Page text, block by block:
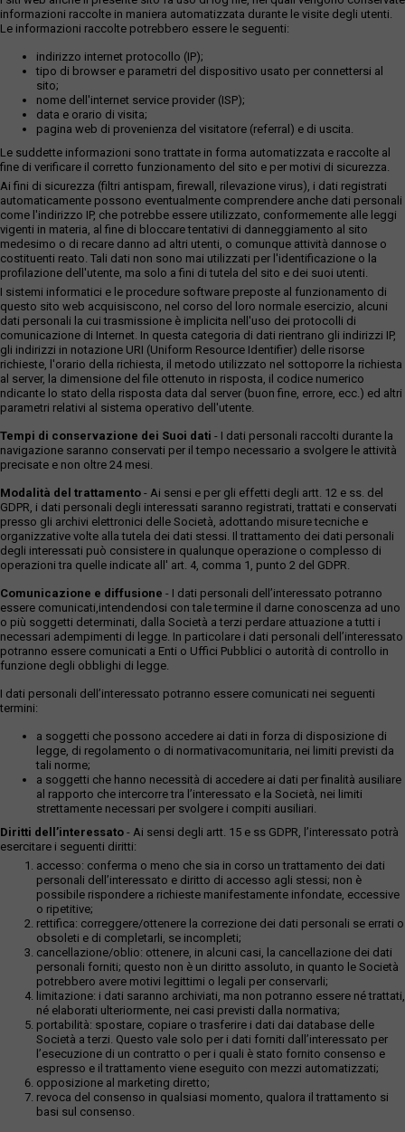
informazioni raccolte in maniera automatizzata durante le visite degli utenti.
Le informazioni raccolte potrebbero essere le seguenti:
indirizzo internet protocollo (IP);
tipo di browser e parametri del dispositivo usato per connettersi al
sito;
nome dell'internet service provider (ISP);
data e orario di visita;
pagina web di provenienza del visitatore (referral) e di uscita.
Le suddette informazioni sono trattate in forma automatizzata e raccolte al
fine di verificare il corretto funzionamento del sito e per motivi di sicurezza.
Ai fini di sicurezza (filtri antispam, firewall, rilevazione virus), i dati registrati
automaticamente possono eventualmente comprendere anche dati personali
come l'indirizzo IP, che potrebbe essere utilizzato, conformemente alle leggi
vigenti in materia, al fine di bloccare tentativi di danneggiamento al sito
medesimo o di recare danno ad altri utenti, o comunque attività dannose o
costituenti reato. Tali dati non sono mai utilizzati per l'identificazione o la
profilazione dell'utente, ma solo a fini di tutela del sito e dei suoi utenti.
I sistemi informatici e le procedure software preposte al funzionamento di
questo sito web acquisiscono, nel corso del loro normale esercizio, alcuni
dati personali la cui trasmissione è implicita nell'uso dei protocolli di
comunicazione di Internet. In questa categoria di dati rientrano gli indirizzi IP,
gli indirizzi in notazione URI (Uniform Resource Identifier) delle risorse
richieste, l'orario della richiesta, il metodo utilizzato nel sottoporre la richiesta
al server, la dimensione del file ottenuto in risposta, il codice numerico
ndicante lo stato della risposta data dal server (buon fine, errore, ecc.) ed altri
parametri relativi al sistema operativo dell'utente.
Tempi di conservazione dei Suoi dati - I dati personali raccolti durante la
navigazione saranno conservati per il tempo necessario a svolgere le attività
precisate e non oltre 24 mesi.
Modalità del trattamento - Ai sensi e per gli effetti degli artt. 12 e ss. del
GDPR, i dati personali degli interessati saranno registrati, trattati e conservati
presso gli archivi elettronici delle Società, adottando misure tecniche e
organizzative volte alla tutela dei dati stessi. Il trattamento dei dati personali
degli interessati può consistere in qualunque operazione o complesso di
operazioni tra quelle indicate all' art. 4, comma 1, punto 2 del GDPR.
Comunicazione e diffusione - I dati personali dell’interessato potranno
essere comunicati,intendendosi con tale termine il darne conoscenza ad uno
o più soggetti determinati, dalla Società a terzi perdare attuazione a tutti i
necessari adempimenti di legge. In particolare i dati personali dell’interessato
potranno essere comunicati a Enti o Uffici Pubblici o autorità di controllo in
funzione degli obblighi di legge.
I dati personali dell’interessato potranno essere comunicati nei seguenti
termini:
a soggetti che possono accedere ai dati in forza di disposizione di
legge, di regolamento o di normativacomunitaria, nei limiti previsti da
tali norme;
a soggetti che hanno necessità di accedere ai dati per finalità ausiliare
al rapporto che intercorre tra l’interessato e la Società, nei limiti
strettamente necessari per svolgere i compiti ausiliari.
Diritti dell’interessato - Ai sensi degli artt. 15 e ss GDPR, l’interessato potrà
esercitare i seguenti diritti:
accesso: conferma o meno che sia in corso un trattamento dei dati
personali dell’interessato e diritto di accesso agli stessi; non è
possibile rispondere a richieste manifestamente infondate, eccessive
o ripetitive;
rettifica: correggere/ottenere la correzione dei dati personali se errati o
obsoleti e di completarli, se incompleti;
cancellazione/oblio: ottenere, in alcuni casi, la cancellazione dei dati
personali forniti; questo non è un diritto assoluto, in quanto le Società
potrebbero avere motivi legittimi o legali per conservarli;
limitazione: i dati saranno archiviati, ma non potranno essere né trattati,
né elaborati ulteriormente, nei casi previsti dalla normativa;
portabilità: spostare, copiare o trasferire i dati dai database delle
Società a terzi. Questo vale solo per i dati forniti dall’interessato per
l’esecuzione di un contratto o per i quali è stato fornito consenso e
espresso e il trattamento viene eseguito con mezzi automatizzati;
opposizione al marketing diretto;
revoca del consenso in qualsiasi momento, qualora il trattamento si
basi sul consenso.